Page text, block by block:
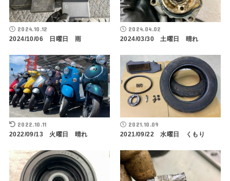
2024.10.12
2024/10/06 日曜日 雨
2024.04.02
2024/03/30 土曜日 晴れ
2022.10.11
2022/09/13 火曜日 晴れ
2021.10.09
2021/09/22 水曜日 くもり